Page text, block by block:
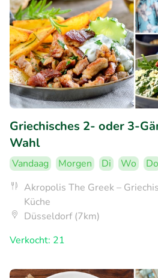
Griechisches 2- oder 3-
Wahl
Vandaag Morgen Di Wo Do
Akropolis The Greek –
Küche
Düsseldorf (7km)
Verkocht: 21